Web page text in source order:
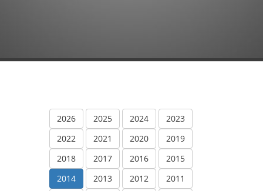
2026 2025 2024
2023
2022
2021 2020
2019
2018
2017 2016
2015
2014
2013 2012
2011